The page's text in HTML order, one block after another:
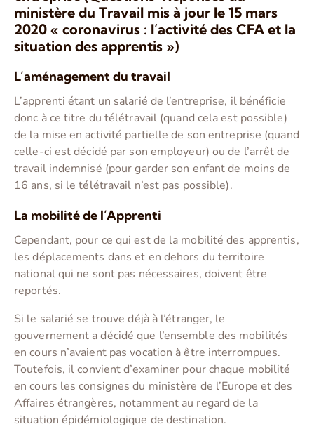
ministère du Travail mis à jour le 15 mars
2020 « coronavirus : l’activité des CFA et la
situation des apprentis »)
L’aménagement du travail
L’apprenti étant un salarié de l’entreprise, il bénéficie
donc à ce titre du télétravail (quand cela est possible)
de la mise en activité partielle de son entreprise (quand
celle-ci est décidé par son employeur) ou de l’arrêt de
travail indemnisé (pour garder son enfant de moins de
16 ans, si le télétravail n’est pas possible).
La mobilité de l’Apprenti
Cependant, pour ce qui est de la mobilité des apprentis,
les déplacements dans et en dehors du territoire
national qui ne sont pas nécessaires, doivent être
reportés.
Si le salarié se trouve déjà à l’étranger, le
gouvernement a décidé que l’ensemble des mobilités
en cours n’avaient pas vocation à être interrompues.
Toutefois, il convient d’examiner pour chaque mobilité
en cours les consignes du ministère de l’Europe et des
Affaires étrangères, notamment au regard de la
situation épidémiologique de destination.